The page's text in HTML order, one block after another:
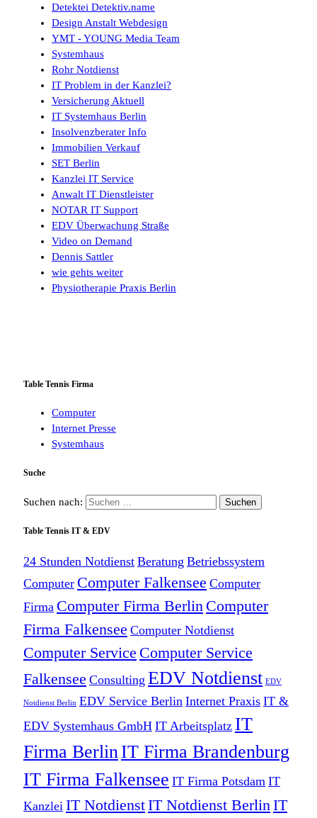
Detektei Detektiv.name
Design Anstalt Webdesign
YMT - YOUNG Media Team
Systemhaus
Rohr Notdienst
IT Problem in der Kanzlei?
Versicherung Aktuell
IT Systemhaus Berlin
Insolvenzberater Info
Immobilien Verkauf
SET Berlin
Kanzlei IT Service
Anwalt IT Dienstleister
NOTAR IT Support
EDV Überwachung Straße
Video on Demand
Dennis Sattler
wie gehts weiter
Physiotherapie Praxis Berlin
Table Tennis Firma
Computer
Internet Presse
Systemhaus
Suche
Suchen nach:
Table Tennis IT & EDV
24 Stunden Notdienst Beratung Betriebssystem
Computer Computer Falkensee Computer
Firma Computer Firma Berlin Computer
Firma Falkensee Computer Notdienst
Computer Service Computer Service
Falkensee Consulting EDV Notdienst EDV
Notdienst Berlin EDV Service Berlin Internet Praxis IT &
EDV Systemhaus GmbH IT Arbeitsplatz IT
Firma Berlin IT Firma Brandenburg
IT Firma Falkensee IT Firma Potsdam IT
Kanzlei IT NotdienstIT Notdienst Berlin IT